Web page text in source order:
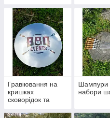
Гравіювання на
кришках
сковорідок та
Шампури
набори